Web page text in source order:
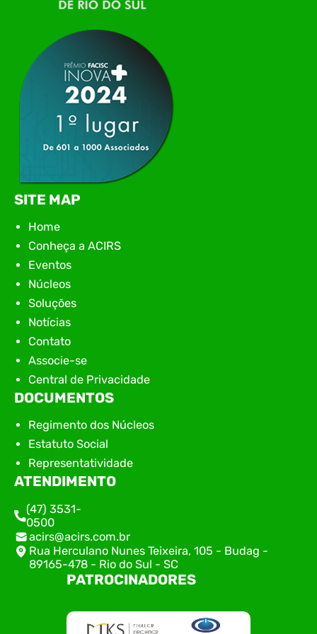
apresentação de novas iniciativas para o setor. O
encontro aconteceu em Rio…
SITE MAP
Home
Conheça a ACIRS
Eventos
Núcleos
Soluções
Notícias
Contato
Associe-se
Central de Privacidade
DOCUMENTOS
Regimento dos Núcleos
Estatuto Social
Representatividade
ATENDIMENTO
(47) 3531-
0500
acirs@acirs.com.br
Rua Herculano Nunes Teixeira, 105 - Budag -
89165-478 - Rio do Sul - SC
PATROCINADORES